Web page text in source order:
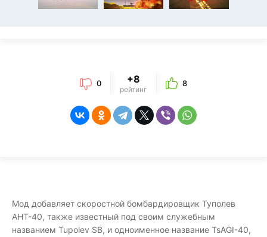
0 +8
рейтинг
8
Мод добавляет скоростной бомбардировщик Туполев
АНТ-40, также известный под своим служебным
названием Tupolev SB, и одноименное название TsAGI-40,